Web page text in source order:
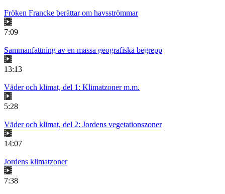
Fröken Francke berättar om havsströmmar
7:09
Sammanfattning av en massa geografiska begrepp
13:13
Väder och klimat, del 1: Klimatzoner m.m.
5:28
Väder och klimat, del 2: Jordens vegetationszoner
14:07
Jordens klimatzoner
7:38